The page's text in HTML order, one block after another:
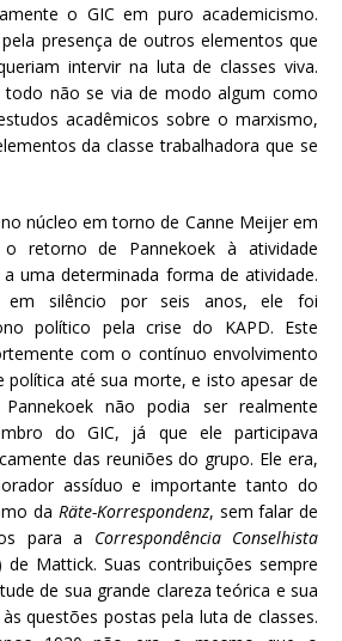
o GIC em puro academicismo.
presença de outros elementos que
intervir na luta de classes viva.
não se via de modo algum como
acadêmicos sobre o marxismo,
da classe trabalhadora que se
núcleo em torno de Canne Meijer em
retorno de Pannekoek à atividade
uma determinada forma de atividade.
em silêncio por seis anos, ele foi
político pela crise do KAPD. Este
com o contínuo envolvimento
política até sua morte, e isto apesar de
não podia ser realmente
do GIC, já que ele participava
das reuniões do grupo. Ele era,
assíduo e importante tanto do
da Räte-Korrespondenz, sem falar de
para a Correspondência Conselhista
de Mattick. Suas contribuições sempre
de sua grande clareza teórica e sua
questões postas pela luta de classes.